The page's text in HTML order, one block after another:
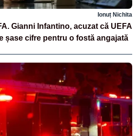
Ionuț Nichita
Gianni Infantino, acuzat că UEFA
șase cifre pentru o fostă angajată